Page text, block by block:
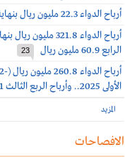
أرباح الدواء 22.3 مليون ريال بنهاية الربع الأول 2026
الرابع 60.9 مليون ريال
23
الأولى 2025.. وأرباح الربع الثالث 69.1 مليون ريال (-8%)
المزيد
الافصاحات